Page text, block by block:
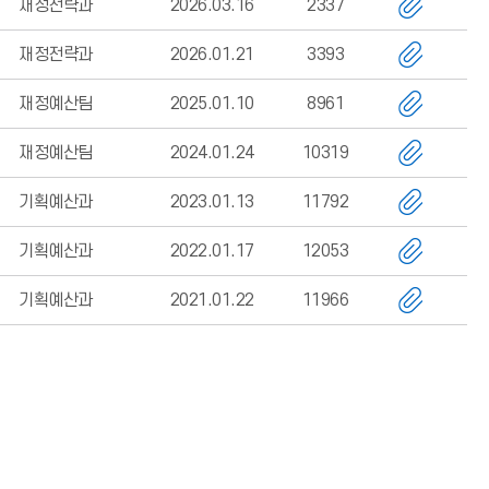
재정전략과 2026.03.16 2337
재정전략과 2026.01.21 3393
재정예산팀 2025.01.10 8961
재정예산팀 2024.01.24 10319
기획예산과 2023.01.13 11792
기획예산과 2022.01.17 12053
기획예산과 2021.01.22 11966